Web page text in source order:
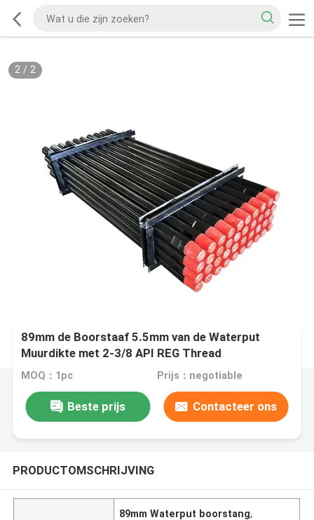
2/ 2
89mm de Boorstaaf 5.5mm van de Waterput
Muurdikte met 2-3/8 API REG Thread
MOQ：1pc Prijs：negotiable
Beste prijs Contacteer ons
PRODUCTOMSCHRIJVING
89mm Waterput boorstang,